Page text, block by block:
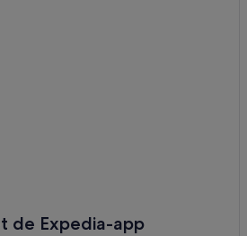
de Expedia-app